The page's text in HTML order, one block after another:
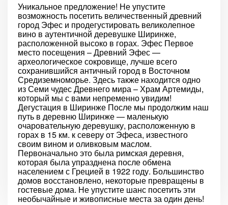
Уникальное предложение! Не упустите
возможность посетить величественный древний
город Эфес и продегустировать великолепное
вино в аутентичной деревушке Ширинже,
расположенной высоко в горах. Эфес Первое
место посещения – Древний Эфес —
археологическое сокровище, лучше всего
сохранившийся античный город в Восточном
Средиземноморье. Здесь также находится одно
из Семи чудес Древнего мира – Храм Артемиды,
который мы с вами непременно увидим!
Дегустация в Ширинже После мы продолжим наш
путь в деревню Ширинже — маленькую
очаровательную деревушку, расположенную в
горах в 15 км. к северу от Эфеса, известного
своим вином и оливковым маслом.
Первоначально это была римская деревня,
которая была упразднена после обмена
населением с Грецией в 1922 году. Большинство
домов восстановлено, некоторые превращены в
гостевые дома. Не упустите шанс посетить эти
необычайные и живописные места за один день!